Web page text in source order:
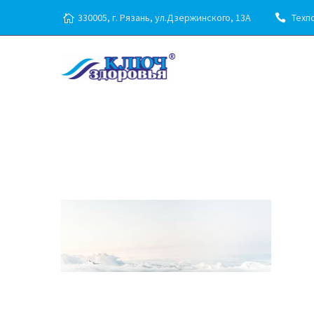
330005, г. Рязань, ул.Дзержинского, 13А